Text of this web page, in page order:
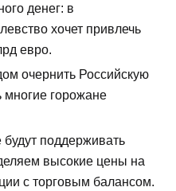
денег: в
хочет привлечь
евро.
очернить Российскую
горожане
поддерживать
высокие цены на
с торговым балансом.